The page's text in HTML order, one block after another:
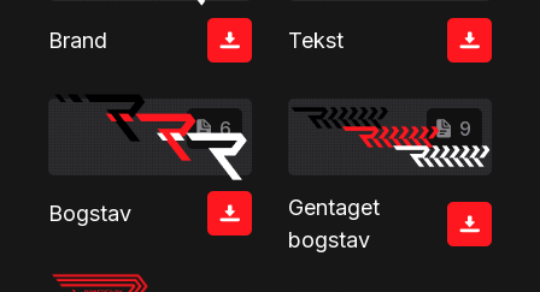
Brand Tekst
6
Bogstav
9
Gentaget
bogstav